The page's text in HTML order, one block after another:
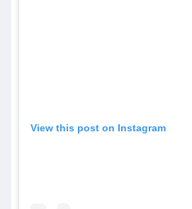
View this post on Instagram